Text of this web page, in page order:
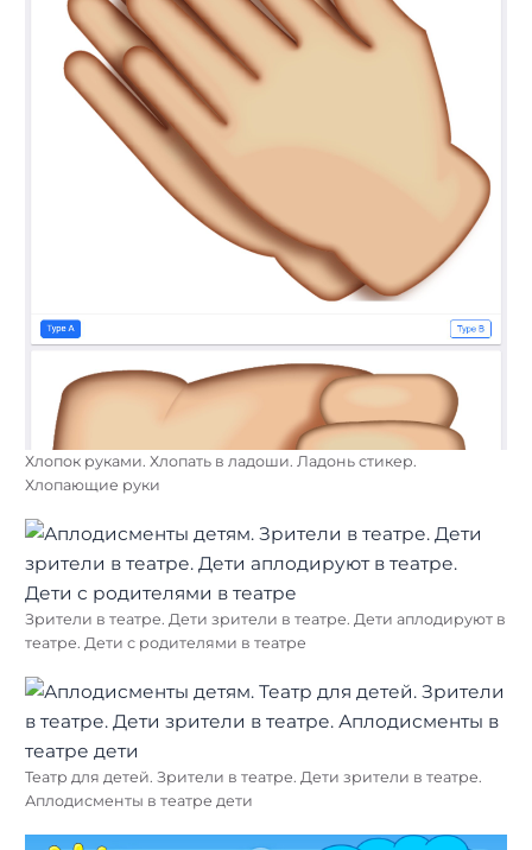
Хлопок руками. Хлопать в ладоши. Ладонь стикер.
Хлопающие руки
Зрители в театре. Дети зрители в театре. Дети аплодируют в
театре. Дети с родителями в театре
Театр для детей. Зрители в театре. Дети зрители в театре.
Аплодисменты в театре дети